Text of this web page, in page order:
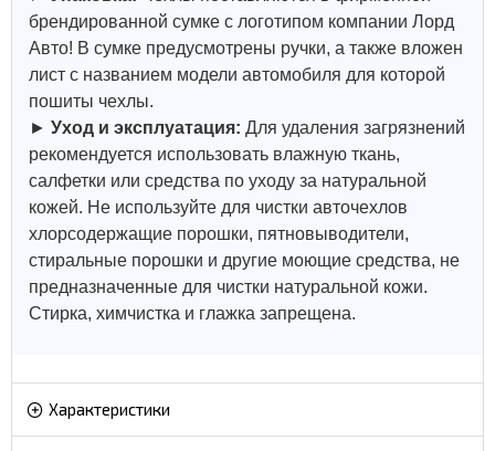
брендированной сумке с логотипом компании Лорд
Авто! В сумке предусмотрены ручки, а также вложен
лист с названием модели автомобиля для которой
пошиты чехлы.
► Уход и эксплуатация: Для удаления загрязнений
рекомендуется использовать влажную ткань,
салфетки или средства по уходу за натуральной
кожей. Не используйте для чистки авточехлов
хлорсодержащие порошки, пятновыводители,
стиральные порошки и другие моющие средства, не
предназначенные для чистки натуральной кожи.
Стирка, химчистка и глажка запрещена.
Характеристики